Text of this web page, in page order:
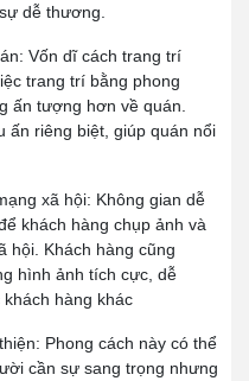
dễ thương.
Vốn dĩ cách trang trí
trang trí bằng phong
ấn tượng hơn về quán.
ấn riêng biệt, giúp quán nổi
xã hội: Không gian dễ
khách hàng chụp ảnh và
hội. Khách hàng cũng
hình ảnh tích cực, dễ
hàng khác
Phong cách này có thể
cần sự sang trọng nhưng